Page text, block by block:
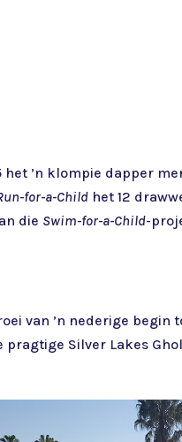
’n klompie dapper
for-a-Child het 12
die Swim-for-a-Child-
van ’n nederige begin
Silver Lakes